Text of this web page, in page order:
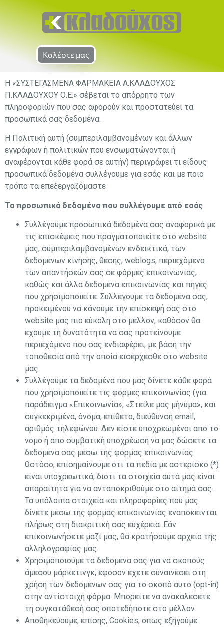
Καλέστε μας
Η «ΣΥΣΤΕΓΑΣΜΕΝΑ ΦΑΡΜΑΚΕΙΑ Α.ΚΛΑΔΟΥΧΟΣ
Π.ΚΛΑΔΟΥΧΟΥ Ο.Ε.» σέβεται το απόρρητο των
πληροφοριών που σας αφορούν και προστατεύει τα
προσωπικά σας δεδομένα.
Η Πολιτική αυτή (συμπεριλαμβανομένων και άλλων
εγγράφων ή πολιτικών που ενσωματώνονται ή
αναφέρονται κάθε φορά σε αυτήν) περιγράφει τι είδους
προσωπικά δεδομένα συλλέγουμε για εσάς και με ποιο
τρόπο τα επεξεργαζόμαστε
Τα προσωπικά δεδομένα που συλλέγουμε από εσάς
Συλλέγουμε προσωπικά δεδομένα σας αναφορικά με
τις επισκέψεις που πραγματοποιείτε στο website
μας, συμπεριλαμβανομένων ενδεικτικά, των
δεδομένων κίνησης, θέσης, weblogs, περιεχόμενο
των απαντήσεών σας σε φόρμες επικοινωνίας,
καθώς και άλλα δεδομένα επικοινωνίας και πηγές
που χρησιμοποιείτε. Συλλέγουμε τα δεδομένα σας,
προκειμένου να κάνουμε την επίσκεψή σας στο
website μας πιο εύκολη στο μέλλον, καθόσον θα
έχουμε τη δυνατότητα να σας προτείνουμε
περιεχόμενο που σας ενδιαφέρει, με βάση την
τοποθεσία από την οποία εισέρχεσθε στο website
μας.
Συλλέγουμε τα δεδομένα που μας δίνετε κάθε φορά
που χρησιμοποιείτε τις φόρμες επικοινωνίας (για
παράδειγμα «Επικοινωνία», «Στείλε μας μήνυμα», και
συγκεκριμένα, όνομα, επίθετο, διεύθυνση email,
αριθμός τηλεφώνου. Δεν είστε υποχρεωμένοι από το
νόμο ή από συμβατική υποχρέωση να μας δώσετε τα
δεδομένα σας μέσω της φόρμας επικοινωνίας.
Ωστόσο, επισημαίνουμε ότι τα πεδία με αστερίσκο (*)
είναι υποχρεωτικά, διότι τα στοιχεία αυτά μας είναι
απαραίτητα για να ανταποκριθούμε στο αίτημά σας.
Τα υπόλοιπα στοιχεία και πληροφορίες που μας
δίνετε μέσω της φόρμας επικοινωνίας εναπόκεινται
πλήρως στη διακριτική σας ευχέρεια. Εάν
επικοινωνήσετε μαζί μας, θα κρατήσουμε αρχείο της
αλληλογραφίας μας.
Χρησιμοποιούμε τα δεδομένα σας για να σκοπούς
άμεσου μάρκετινγκ, εφόσον έχετε συναινέσει στη
χρήση των δεδομένων σας για το σκοπό αυτό (opt-in)
στην αντίστοιχη φόρμα. Μπορείτε να ανακαλέσετε
τη συγκατάθεσή σας οποτεδήποτε στο μέλλον.
Αποθηκεύουμε, επίσης, Cookies, όπως εξηγούμε